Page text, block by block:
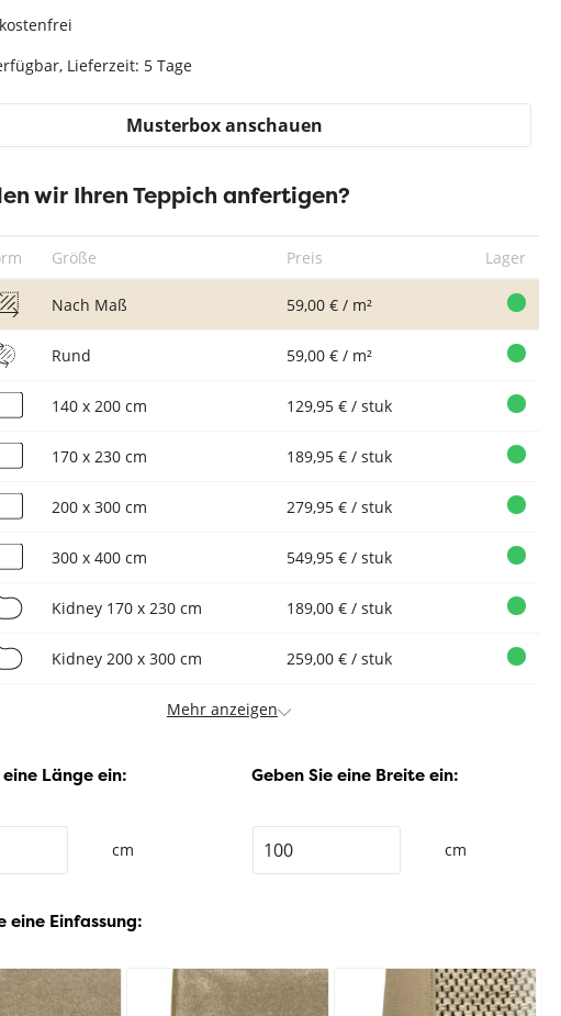
Lieferzeit: 5 Tage
Musterbox anschauen
wir Ihren Teppich anfertigen?
Größe Preis Lager
Nach Maß 59,00 € / m²
Rund 59,00 € / m²
140 x 200 cm 129,95 € / stuk
170 x 230 cm 189,95 € / stuk
200 x 300 cm 279,95 € / stuk
300 x 400 cm 549,95 € / stuk
Kidney 170 x 230 cm 189,00 € / stuk
Kidney 200 x 300 cm 259,00 € / stuk
Mehr anzeigen
eine Länge ein:
cm
Geben Sie eine Breite ein:
cm
eine Einfassung:
Teppich Xilento
Teppich Xilento